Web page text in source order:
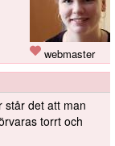
webmaster
står det att man
torrt och